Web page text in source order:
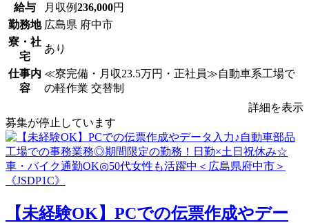
給与 月収例236,000円
勤務地 広島県 府中市
寮・社
宅
あり
仕事内
容
≪寮完備・月収23.5万円・正社員≫自動車系工場で
の軽作業 交替制
詳細を表示
募集が停止しています
【未経験OK】PCでの伝票作成やデー